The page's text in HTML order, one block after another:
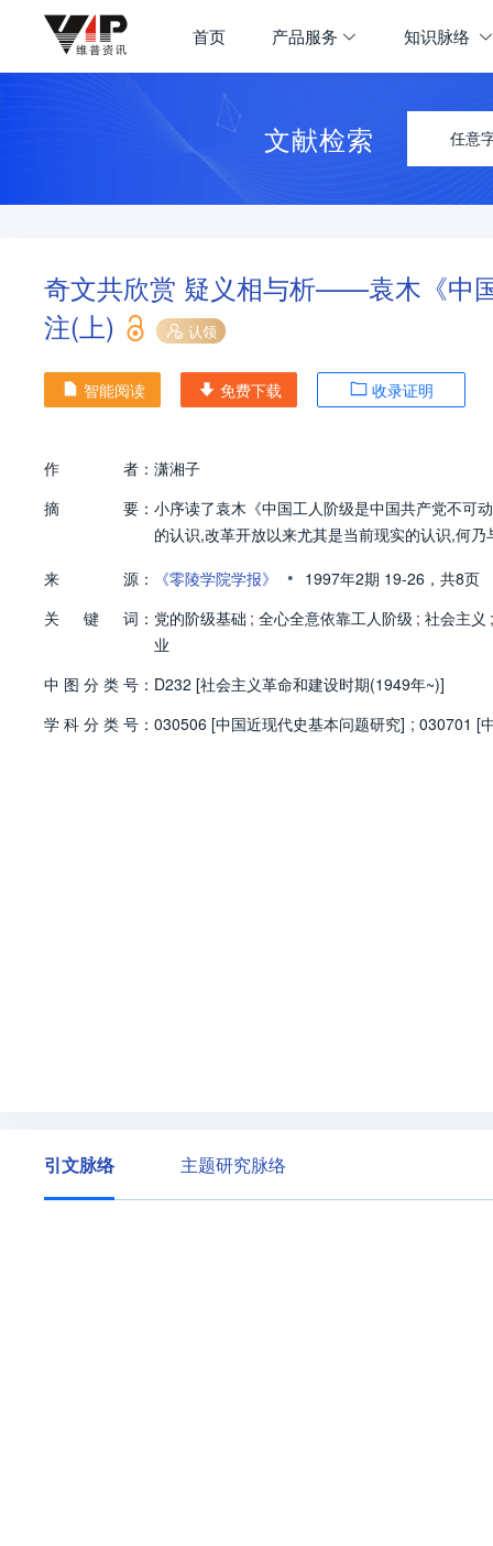
首页 产品服务 知识脉络
文献检索 任意
奇文共欣赏 疑义相与析——袁木《中
注(上)
认领
智能阅读 免费下载 收录证明
作 者： 潇湘子
摘
要： 小序读了袁木《中国工人阶级是中国共产党不可
的认识,改革开放以来尤其是当前现实的认识,何
来
源： 《零陵学院学报》 • 1997年2期 19-26， 共8页
关
键 词： 党的阶级基础 ; 全心全意依靠工人阶级 ; 社会主义 ;
业
中 图 分 类 号： D232 [社会主义革命和建设时期(1949年~)]
学 科 分 类 号： 030506 [中国近现代史基本问题研究] ; 030701 [
引文脉络 主题研究脉络